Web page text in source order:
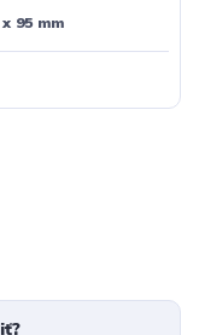
95 mm